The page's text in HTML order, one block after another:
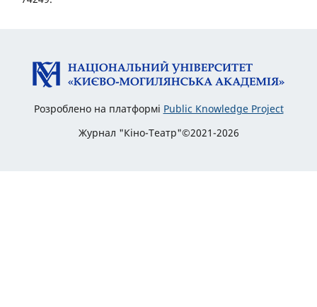
Розроблено на платформі Public Knowledge Project
Журнал "Кіно-Театр"©2021-2026